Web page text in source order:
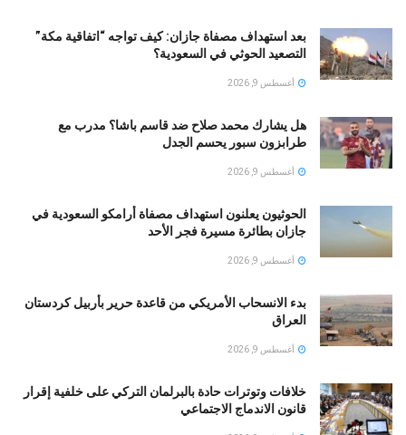
بعد استهداف مصفاة جازان: كيف تواجه “اتفاقية مكة”
التصعيد الحوثي في السعودية؟
أغسطس 9, 2026
هل يشارك محمد صلاح ضد قاسم باشا؟ مدرب مع
طرابزون سبور يحسم الجدل
أغسطس 9, 2026
الحوثيون يعلنون استهداف مصفاة أرامكو السعودية في
جازان بطائرة مسيرة فجر الأحد
أغسطس 9, 2026
بدء الانسحاب الأمريكي من قاعدة حرير بأربيل كردستان
العراق
أغسطس 9, 2026
خلافات وتوترات حادة بالبرلمان التركي على خلفية إقرار
قانون الاندماج الاجتماعي